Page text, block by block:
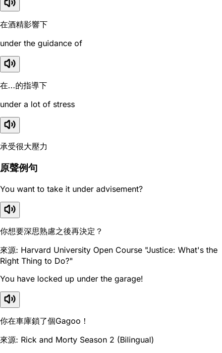
在酒精影響下
under the guidance of
在...的指導下
under a lot of stress
承受很大壓力
原聲例句
You want to take it under advisement?
你想要深思熟慮之後再決定？
來源: Harvard University Open Course "Justice: What's the
Right Thing to Do?"
You have locked up under the garage!
你在車庫鎖了個Gagoo！
來源: Rick and Morty Season 2 (Bilingual)